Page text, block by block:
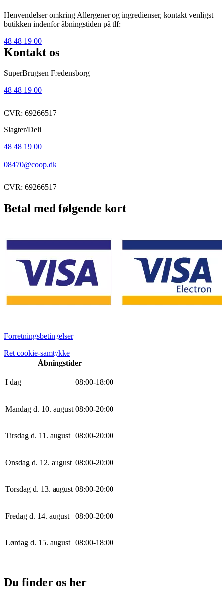
Henvendelser omkring Allergener og ingredienser, kontakt venligst
butikken indenfor åbningstiden på tlf:
48 48 19 00
Kontakt os
SuperBrugsen Fredensborg
48 48 19 00
CVR: 69266517
Slagter/Deli
48 48 19 00
08470@coop.dk
CVR: 69266517
Betal med følgende kort
Forretningsbetingelser
Ret cookie-samtykke
Åbningstider
I dag 08:00-18:00
Mandag d. 10. august 08:00-20:00
Tirsdag d. 11. august 08:00-20:00
Onsdag d. 12. august 08:00-20:00
Torsdag d. 13. august 08:00-20:00
Fredag d. 14. august 08:00-20:00
Lørdag d. 15. august 08:00-18:00
Du finder os her